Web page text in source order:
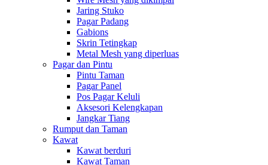
Jaring Stuko
Pagar Padang
Gabions
Skrin Tetingkap
Metal Mesh yang diperluas
Pagar dan Pintu
Pintu Taman
Pagar Panel
Pos Pagar Keluli
Aksesori Kelengkapan
Jangkar Tiang
Rumput dan Taman
Kawat
Kawat berduri
Kawat Taman